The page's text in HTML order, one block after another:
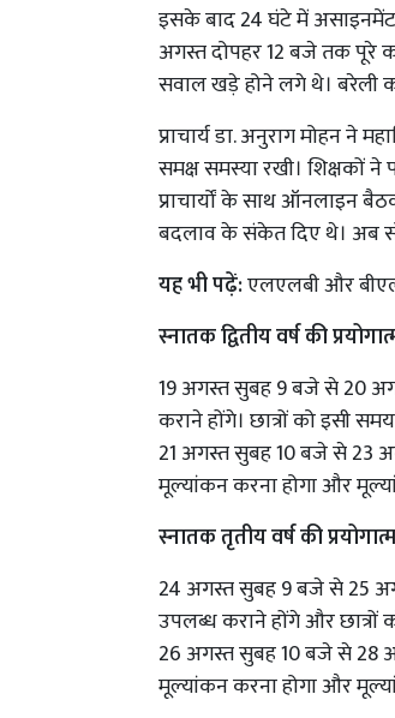
इसके बाद 24 घंटे में
अगस्त दोपहर 12 बजे तक पूरे
सवाल खड़े होने लगे थे। बरेली
प्राचार्य डा. अनुराग मोहन ने
समक्ष समस्या रखी। शिक्षकों
प्राचार्यों के साथ ऑनलाइन
बदलाव के संकेत दिए थे। अब
यह भी पढ़ें:एलएलबी और
स्नातक द्वितीय वर्ष की
19 अगस्त सुबह 9 बजे से 20
कराने होंगे। छात्रों को इसी
21 अगस्त सुबह 10 बजे से 23
मूल्यांकन करना होगा और
स्नातक तृतीय वर्ष की
24 अगस्त सुबह 9 बजे से 25
उपलब्ध कराने होंगे और छात्रों
26 अगस्त सुबह 10 बजे से 28
मूल्यांकन करना होगा और